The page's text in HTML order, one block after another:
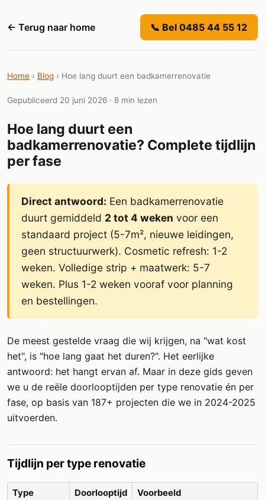
← Terug naar home 📞 Bel 0485 44 55 12
Home › Blog › Hoe lang duurt een badkamerrenovatie
Gepubliceerd 20 juni 2026 · 8 min lezen
Hoe lang duurt een
badkamerrenovatie? Complete tijdlijn
per fase
Direct antwoord: Een badkamerrenovatie
duurt gemiddeld 2 tot 4 weken voor een
standaard project (5-7m², nieuwe leidingen,
geen structuurwerk). Cosmetic refresh: 1-2
weken. Volledige strip + maatwerk: 5-7
weken. Plus 1-2 weken vooraf voor planning
en bestellingen.
De meest gestelde vraag die wij krijgen, na "wat kost
het", is "hoe lang gaat het duren?". Het eerlijke
antwoord: het hangt ervan af. Maar in deze gids geven
we u de reële doorlooptijden per type renovatie én per
fase, op basis van 187+ projecten die we in 2024-2025
uitvoerden.
Tijdlijn per type renovatie
Type Doorlooptijd
Voorbeeld